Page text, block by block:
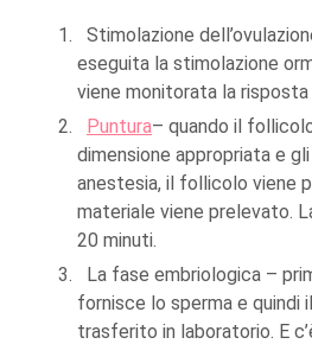
Stimolazione
eseguita la stimolazione
viene monitorata la risposta
Puntura– quando il
dimensione appropriata e
anestesia, il follicolo viene
materiale viene prelevato.
20 minuti.
La fase embriologica –
fornisce lo sperma e quindi
trasferito in laboratorio. E